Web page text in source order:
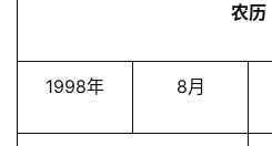
农历
1998年 8月